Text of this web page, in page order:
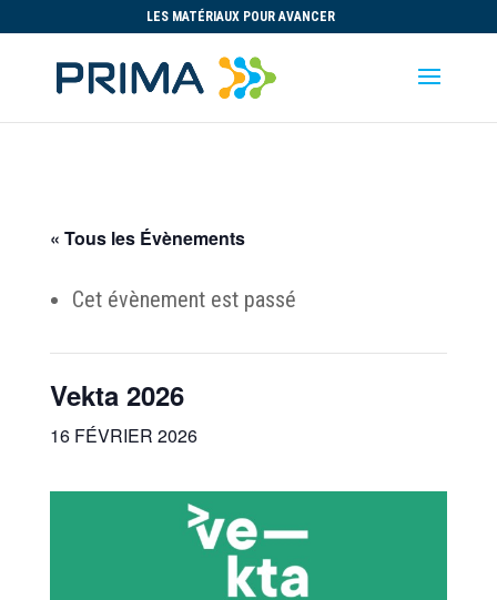
LES MATÉRIAUX POUR AVANCER
« Tous les Évènements
Cet évènement est passé
Vekta 2026
16 FÉVRIER 2026